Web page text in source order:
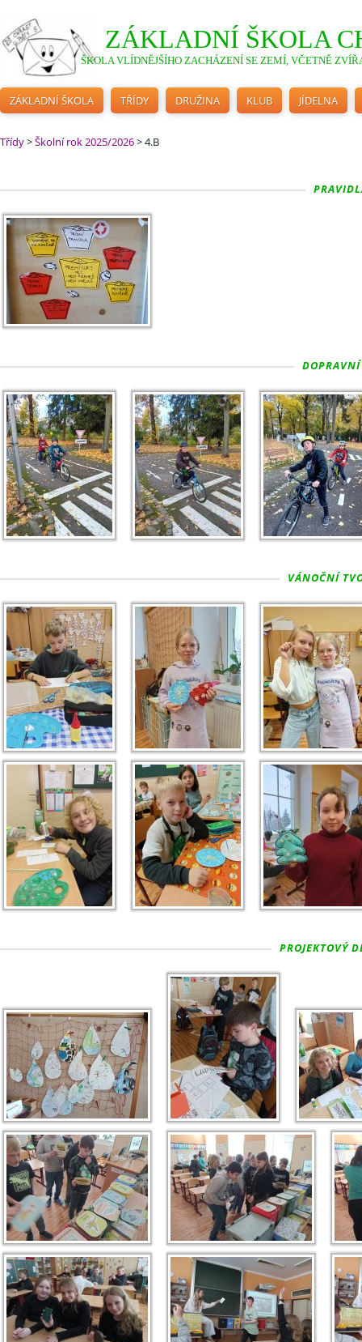
ZÁKLADNÍ ŠKOLA
ŠKOLA VLÍDNĚJŠÍHO ZACHÁZENÍ SE ZEMÍ, VČETNĚ
ZÁKLADNÍ ŠKOLA TŘÍDY DRUŽINA KLUB JÍDELNA
Třídy>Školní rok 2025/2026>4.B
VÁNOČNÍ
PROJEKTOVÝ